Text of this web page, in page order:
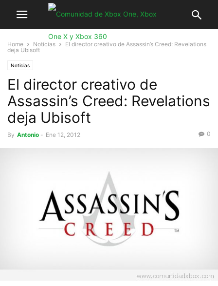
Home Noticias
El director creativo de Assassin’s Creed: Revelations
deja Ubisoft
Noticias
El director creativo de
Assassin’s Creed: Revelations
deja Ubisoft
By Antonio - Ene 12, 2012 0